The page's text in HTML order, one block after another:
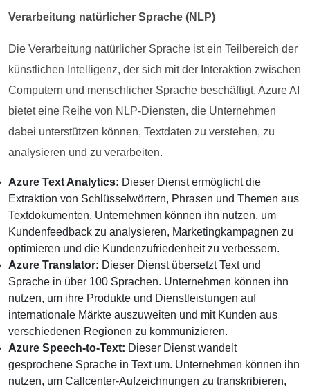
Verarbeitung natürlicher Sprache (NLP)
Die Verarbeitung natürlicher Sprache ist ein Teilbereich der
künstlichen Intelligenz, der sich mit der Interaktion zwischen
Computern und menschlicher Sprache beschäftigt. Azure AI
bietet eine Reihe von NLP-Diensten, die Unternehmen
dabei unterstützen können, Textdaten zu verstehen, zu
analysieren und zu verarbeiten.
Azure Text Analytics: Dieser Dienst ermöglicht die
Extraktion von Schlüsselwörtern, Phrasen und Themen aus
Textdokumenten. Unternehmen können ihn nutzen, um
Kundenfeedback zu analysieren, Marketingkampagnen zu
optimieren und die Kundenzufriedenheit zu verbessern.
Azure Translator: Dieser Dienst übersetzt Text und
Sprache in über 100 Sprachen. Unternehmen können ihn
nutzen, um ihre Produkte und Dienstleistungen auf
internationale Märkte auszuweiten und mit Kunden aus
verschiedenen Regionen zu kommunizieren.
Azure Speech-to-Text: Dieser Dienst wandelt
gesprochene Sprache in Text um. Unternehmen können ihn
nutzen, um Callcenter-Aufzeichnungen zu transkribieren,